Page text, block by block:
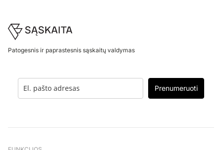
Footer
Patogesnis ir paprastesnis sąskaitų valdymas
Prenumeruoti